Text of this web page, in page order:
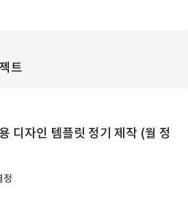
트
디자인 템플릿 정기 제작 (월 정
정